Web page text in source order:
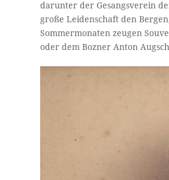
darunter der Gesangsverein
große Leidenschaft den
Sommermonaten zeugen
oder dem Bozner Anton